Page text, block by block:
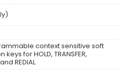
context sensitive soft
for HOLD, TRANSFER,
REDIAL